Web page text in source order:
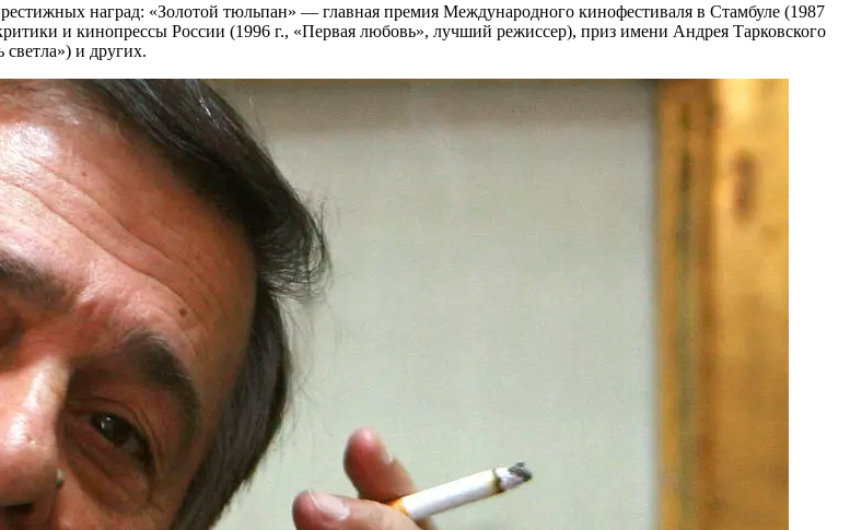
наград: «Золотой тюльпан» — главная премия Международного кинофестиваля в Стамбуле (1987
и кинопрессы России (1996 г., «Первая любовь», лучший режиссер), приз имени Андрея Тарковского
и других.